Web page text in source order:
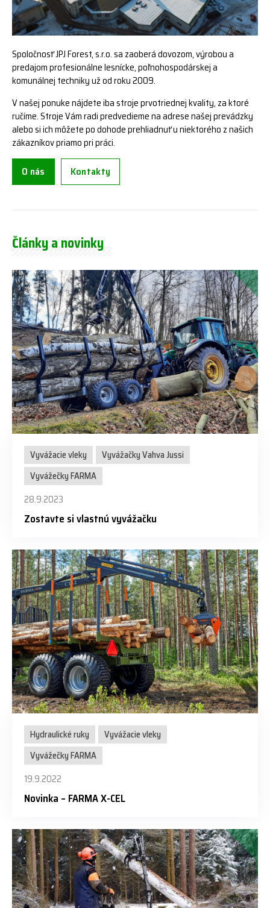
Spoločnosť JPJ Forest, s.r.o. sa zaoberá dovozom, výrobou a
predajom profesionálne lesnícke, poľnohospodárskej a
komunálnej techniky už od roku 2009.
V našej ponuke nájdete iba stroje prvotriednej kvality, za ktoré
ručíme. Stroje Vám radi predvedieme na adrese našej prevádzky
alebo si ich môžete po dohode prehliadnuť u niektorého z našich
zákazníkov priamo pri práci.
O nás Kontakty
Články a novinky
Vyvážacie vleky
Vyvážačky Vahva Jussi
Vyvážečky FARMA
28.9.2023
Zostavte si vlastnú vyvážačku
Hydraulické ruky
Vyvážacie vleky
Vyvážečky FARMA
19.9.2022
Novinka – FARMA X-CEL